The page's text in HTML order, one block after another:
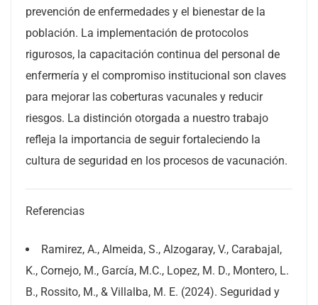
prevención de enfermedades y el bienestar de la
población. La implementación de protocolos
rigurosos, la capacitación continua del personal de
enfermería y el compromiso institucional son claves
para mejorar las coberturas vacunales y reducir
riesgos. La distinción otorgada a nuestro trabajo
refleja la importancia de seguir fortaleciendo la
cultura de seguridad en los procesos de vacunación.
Referencias
Ramirez, A., Almeida, S., Alzogaray, V., Carabajal,
K., Cornejo, M., García, M.C., Lopez, M. D., Montero, L.
B., Rossito, M., & Villalba, M. E. (2024). Seguridad y